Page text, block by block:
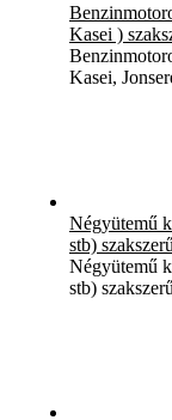
Kasei )
Kasei,
Négyütemű
stb)
Négyütemű
stb)